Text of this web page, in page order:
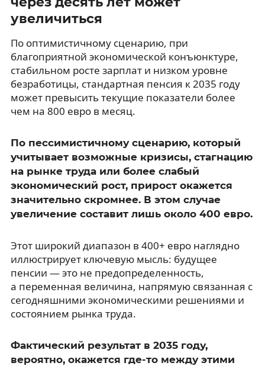
увеличиться
По оптимистичному сценарию, при
благоприятной экономической конъюнктуре,
стабильном росте зарплат и низком уровне
безработицы, стандартная пенсия к 2035 году
может превысить текущие показатели более
чем на 800 евро в месяц.
По пессимистичному сценарию, который
учитывает возможные кризисы, стагнацию
на рынке труда или более слабый
экономический рост, прирост окажется
значительно скромнее. В этом случае
увеличение составит лишь около 400 евро.
Этот широкий диапазон в 400+ евро наглядно
иллюстрирует ключевую мысль: будущее
пенсии — это не предопределенность,
а переменная величина, напрямую связанная с
сегодняшними экономическими решениями и
состоянием рынка труда.
Фактический результат в 2035 году,
вероятно, окажется где-то между этими